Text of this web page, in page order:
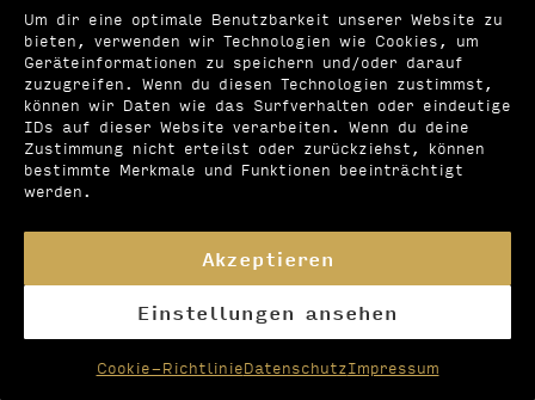
Um dir eine optimale Benutzbarkeit unserer Website zu
bieten, verwenden wir Technologien wie Cookies, um
Geräteinformationen zu speichern und/oder darauf
zuzugreifen. Wenn du diesen Technologien zustimmst,
können wir Daten wie das Surfverhalten oder eindeutige
IDs auf dieser Website verarbeiten. Wenn du deine
Zustimmung nicht erteilst oder zurückziehst, können
bestimmte Merkmale und Funktionen beeinträchtigt
werden.
Akzeptieren
Einstellungen ansehen
Cookie-RichtlinieDatenschutzImpressum
Nichts gefunden...
It seems we can’t find what you’re
looking for. Perhaps searching can help.